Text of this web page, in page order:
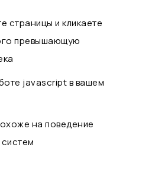
страницы и кликаете
превышающую
javascript в вашем
на поведение